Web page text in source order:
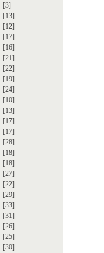
[3]
[13]
[12]
[17]
[16]
[21]
[22]
[19]
[24]
[10]
[13]
[17]
[17]
[28]
[18]
[18]
[27]
[22]
[29]
[33]
[31]
[26]
[25]
[30]